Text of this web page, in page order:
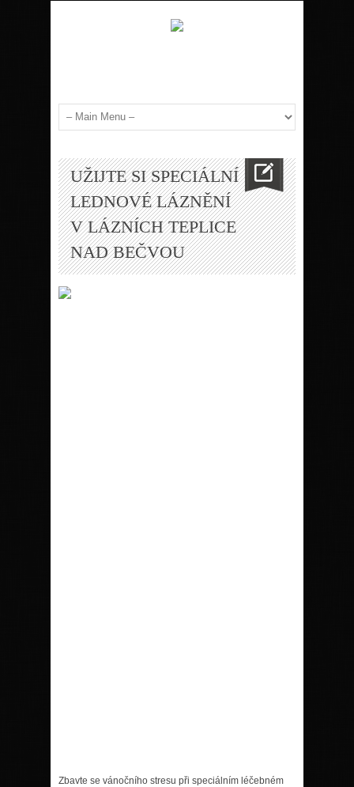
UŽIJTE SI SPECIÁLNÍ
LEDNOVÉ LÁZNĚNÍ
V LÁZNÍCH TEPLICE
NAD BEČVOU
Zbavte se vánočního stresu při speciálním léčebném